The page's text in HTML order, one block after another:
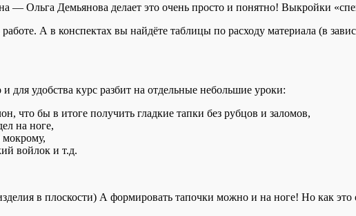
— Ольга Демьянова делает это очень просто и понятно! Выкройки
А в конспектах вы найдёте таблицы по расходу материала (в
для удобства курс разбит на отдельные небольшие уроки:
что бы в итоге получить гладкие тапки без рубцов и заломов,
на ноге,
мокрому,
войлок и т.д.
в плоскости) А формировать тапочки можно и на ноге! Но как